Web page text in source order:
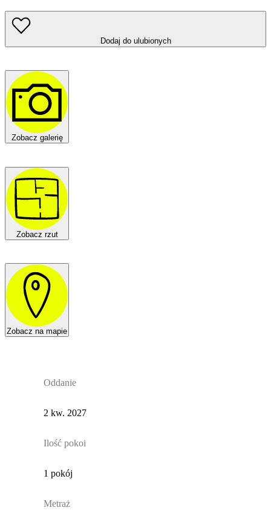
Dodaj do ulubionych
Zobacz galerię
Zobacz rzut
Zobacz na mapie
Oddanie
2 kw. 2027
Ilość pokoi
1 pokój
Metraż